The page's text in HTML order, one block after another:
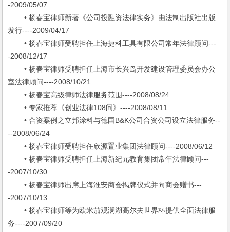
-2009/05/07
• 杨春宝律师新著《公司投融资法律实务》由法制出版社出版
发行----2009/04/17
• 杨春宝律师受聘担任上海捷科工具有限公司常年法律顾问---
-2008/12/17
• 杨春宝律师受聘担任上海市长兴岛开发建设管理委员会办公
室法律顾问----2008/10/21
• 杨春宝高级律师法律服务范围----2008/08/24
• 专家推荐《创业法律108问》----2008/08/11
• 合资案例之立邦涂料与德国B&K公司合资公司设立法律服务--
--2008/06/24
• 杨春宝律师受聘担任欣源置业集团法律顾问----2008/06/12
• 杨春宝律师受聘担任上海新纪元教育集团常年法律顾问---
-2007/10/30
• 杨春宝律师出席上海淮安商会揭牌仪式并向商会赠书---
-2007/10/13
• 杨春宝律师等为欧米茄观澜湖高尔夫世界杯提供全面法律服
务----2007/09/20